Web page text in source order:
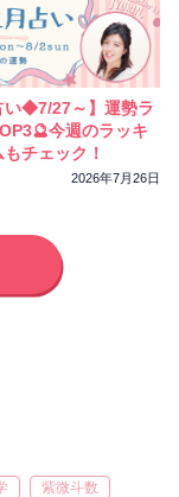
い◆7/27～】運勢ラ
今週のラッキ
チェック！
2026年7月26日
紫微斗数